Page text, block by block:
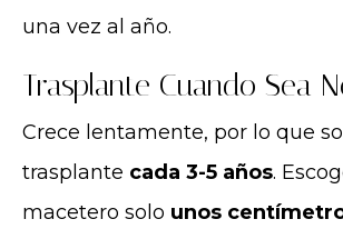
una vez al año.
Trasplante Cuando Sea
Crece lentamente, por lo que
trasplante cada 3-5 años.
macetero solo unos